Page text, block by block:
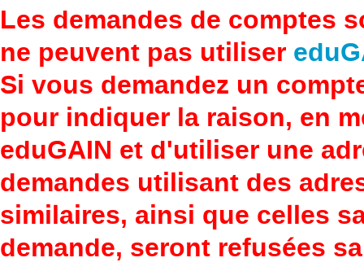
Les demandes de comptes
ne peuvent pas utiliser
Si vous demandez un
pour indiquer la raison, en
eduGAIN et d'utiliser une
demandes utilisant des
similaires, ainsi que celles
demande, seront refusées